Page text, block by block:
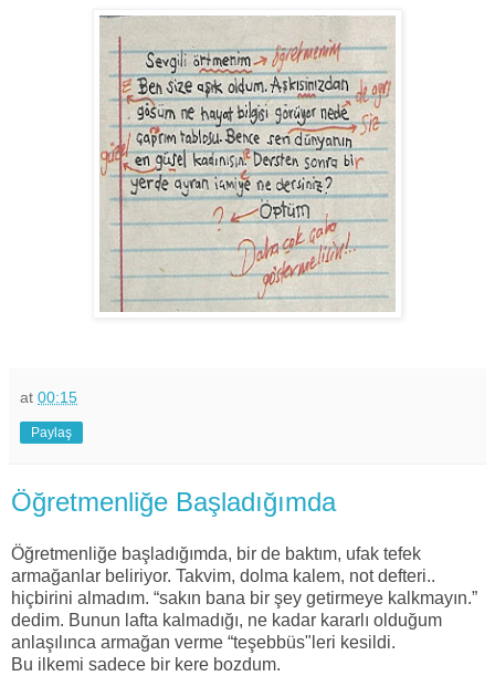
at 00:15
Paylaş
Öğretmenliğe Başladığımda
Öğretmenliğe başladığımda, bir de baktım, ufak tefek
armağanlar beliriyor. Takvim, dolma kalem, not defteri..
hiçbirini almadım. “sakın bana bir şey getirmeye kalkmayın.”
dedim. Bunun lafta kalmadığı, ne kadar kararlı olduğum
anlaşılınca armağan verme “teşebbüs"leri kesildi.
Bu ilkemi sadece bir kere bozdum.